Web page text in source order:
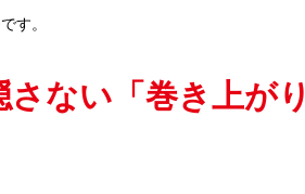
す。
さない「巻き上がり